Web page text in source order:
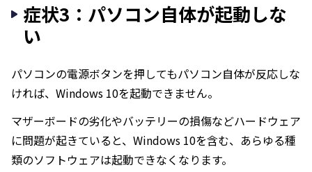
症状3：パソコン自体が起動しな
い
パソコンの電源ボタンを押してもパソコン自体が反応しな
ければ、Windows 10を起動できません。
マザーボードの劣化やバッテリーの損傷などハードウェア
に問題が起きていると、Windows 10を含む、あらゆる種
類のソフトウェアは起動できなくなります。